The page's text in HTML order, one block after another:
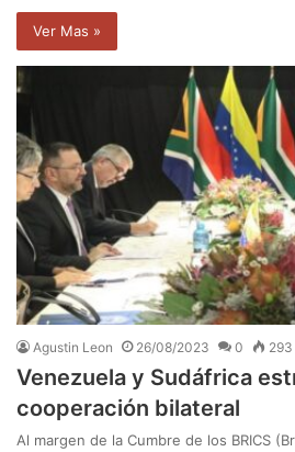
Ver Mas »
Agustin Leon 26/08/2023 0 293
Venezuela y Sudáfrica
cooperación bilateral
Al margen de la Cumbre de los BRICS